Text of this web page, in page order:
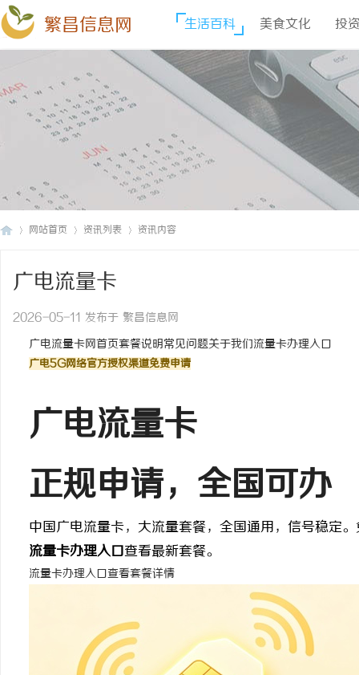
繁昌信息网 生活百科 美食文化 投
网站首页 资讯列表 资讯内容
广电流量卡
2026-05-11 发布于 繁昌信息网
广电流量卡网首页套餐说明常见问题关于我们流量卡办理入口
广电5G网络官方授权渠道免费申请
广电流量卡
正规申请，全国可办
中国广电流量卡，大流量套餐，全国通用，信号稳定
流量卡办理入口查看最新套餐。
流量卡办理入口查看套餐详情